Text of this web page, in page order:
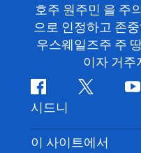
호주 원주민 을 주
으로 인정하고 존
우스웨일즈주 주
이자 거주
페
이
스
북
지
귀
다
유
시드니
문의하기
이 사이트에서